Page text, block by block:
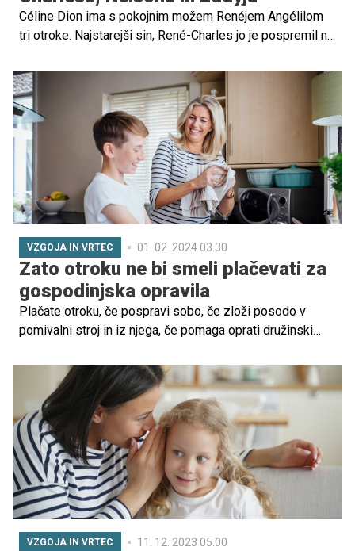
Céline Dion ima s pokojnim možem Renéjem Angélilom
tri otroke. Najstarejši sin, René-Charles jo je pospremil na
pojavila prvič od kar je javnosti oznanila svoje
zdravstveno stanje in boj s sindromom toge osebe.
VZGOJA IN VRTEC 01. 02. 2024 03.30
Zato otroku ne bi smeli plačevati za
gospodinjska opravila
Plačate otroku, če pospravi sobo, če zloži posodo v
pomivalni stroj in iz njega, če pomaga oprati družinski
Napaka! Zakaj ni priporočljivo plačevati otrokom za
gospodinjska opravila, je razložila finančna mentorica Ana
Vezovišek.
VZGOJA IN VRTEC 11. 12. 2023 05.00